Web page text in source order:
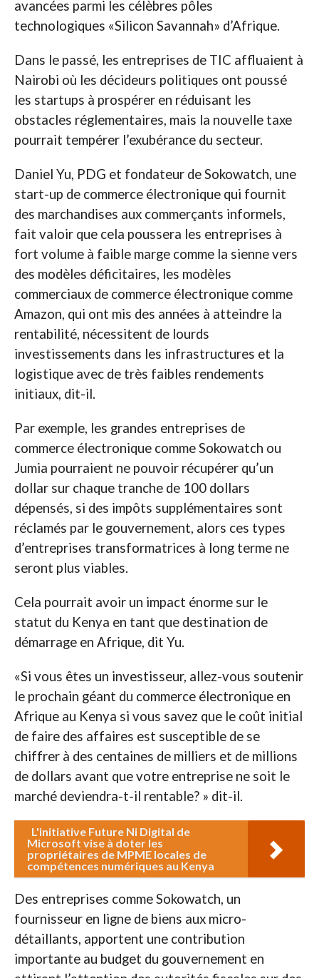
avancées parmi les célèbres pôles
technologiques «Silicon Savannah» d’Afrique.
Dans le passé, les entreprises de TIC affluaient à
Nairobi où les décideurs politiques ont poussé
les startups à prospérer en réduisant les
obstacles réglementaires, mais la nouvelle taxe
pourrait tempérer l’exubérance du secteur.
Daniel Yu, PDG et fondateur de Sokowatch, une
start-up de commerce électronique qui fournit
des marchandises aux commerçants informels,
fait valoir que cela poussera les entreprises à
fort volume à faible marge comme la sienne vers
des modèles déficitaires, les modèles
commerciaux de commerce électronique comme
Amazon, qui ont mis des années à atteindre la
rentabilité, nécessitent de lourds
investissements dans les infrastructures et la
logistique avec de très faibles rendements
initiaux, dit-il.
Par exemple, les grandes entreprises de
commerce électronique comme Sokowatch ou
Jumia pourraient ne pouvoir récupérer qu’un
dollar sur chaque tranche de 100 dollars
dépensés, si des impôts supplémentaires sont
réclamés par le gouvernement, alors ces types
d’entreprises transformatrices à long terme ne
seront plus viables.
Cela pourrait avoir un impact énorme sur le
statut du Kenya en tant que destination de
démarrage en Afrique, dit Yu.
«Si vous êtes un investisseur, allez-vous soutenir
le prochain géant du commerce électronique en
Afrique au Kenya si vous savez que le coût initial
de faire des affaires est susceptible de se
chiffrer à des centaines de milliers et de millions
de dollars avant que votre entreprise ne soit le
marché deviendra-t-il rentable? » dit-il.
L'initiative Future Ni Digital de
Microsoft vise à doter les
propriétaires de MPME locales de
compétences numériques au Kenya
Des entreprises comme Sokowatch, un
fournisseur en ligne de biens aux micro-
détaillants, apportent une contribution
importante au budget du gouvernement en